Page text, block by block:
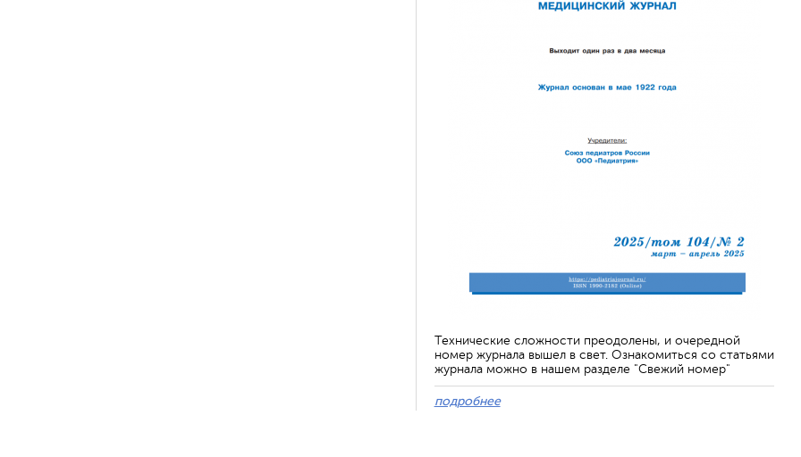
Технические сложности преодолены, и очередной
номер журнала вышел в свет. Ознакомиться со статьями
журнала можно в нашем разделе "Свежий номер"
подробнее